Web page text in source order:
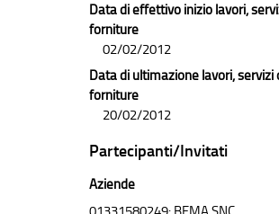
Data di effettivo inizio lavori,
forniture
02/02/2012
Data di ultimazione lavori, servizi
forniture
20/02/2012
Partecipanti/Invitati
Aziende